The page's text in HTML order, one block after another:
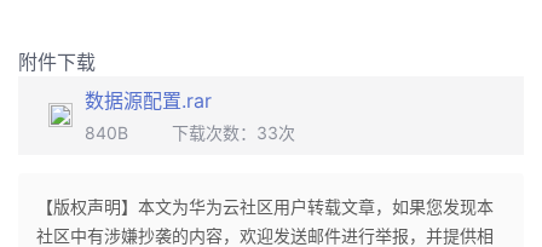
附件下载
数据源配置.rar
840B 下载次数： 33次
【版权声明】本文为华为云社区用户转载文章，如果您发现本
社区中有涉嫌抄袭的内容，欢迎发送邮件进行举报，并提供相